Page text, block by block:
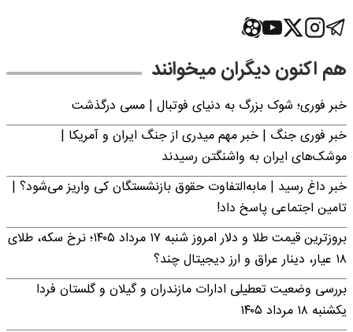
هم اکنون دیگران میخوانند
خبر فوری؛‌ شوک بزرگ به دنیای فوتبال | مسی درگذشت
خبر فوری جنگ | خبر مهم میدری از جنگ ایران و آمریکا |
موشک‌های ایران به واشنگتن رسیدند
خبر داغ رسید | مابه‌التفاوت حقوق بازنشستگان کی واریز می‌شود؟ |
تامین اجتماعی پاسخ داد!
بروزترین قیمت طلا و دلار امروز شنبه ۱۷ مرداد ۱۴۰۵؛ نرخ سکه، طلای
۱۸ عیار، دینار عراق و ارز دیجیتال چند؟
بررسی وضعیت تعطیلی ادارات مازندران و گیلان و گلستان فردا
یکشنبه ۱۸ مرداد ۱۴۰۵